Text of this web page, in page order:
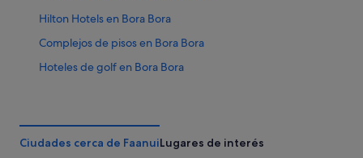
Hilton Hotels en Bora Bora
Complejos de pisos en Bora Bora
Hoteles de golf en Bora Bora
Cabañas en Bora Bora
Ciudades cerca de FaanuiLugares de interés